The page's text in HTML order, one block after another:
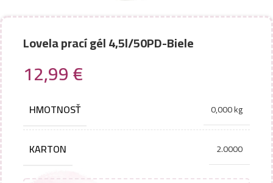
Lovela prací gél 4,5l/50PD-Biele
12,99€
HMOTNOSŤ 0,000 kg
KARTON 2.0000